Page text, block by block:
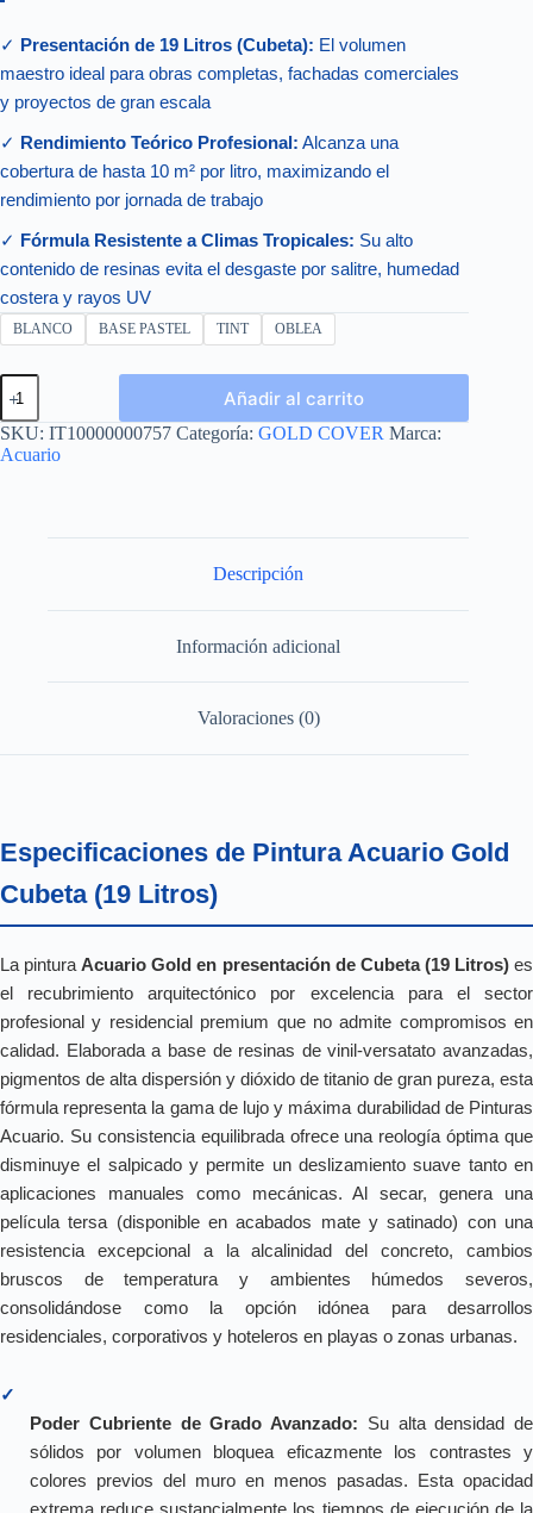
✓ Presentación de 19 Litros (Cubeta): El volumen
maestro ideal para obras completas, fachadas comerciales
y proyectos de gran escala
✓ Rendimiento Teórico Profesional: Alcanza una
cobertura de hasta 10 m² por litro, maximizando el
rendimiento por jornada de trabajo
✓ Fórmula Resistente a Climas Tropicales: Su alto
contenido de resinas evita el desgaste por salitre, humedad
costera y rayos UV
BLANCO BASE PASTEL TINT OBLEA
GOLD
COVER
CUBETA
19L
cantidad
Añadir al carrito
SKU: IT10000000757 Categoría: GOLD COVER Marca:
Acuario
Descripción
Información adicional
Valoraciones (0)
Especificaciones de Pintura Acuario Gold
Cubeta (19 Litros)
La pinturaAcuario Gold en presentación de Cubeta (19 Litros)es
el recubrimiento arquitectónico por excelencia para el sector
profesional y residencial premium que no admite compromisos en
calidad. Elaborada a base de resinas de vinil-versatato avanzadas,
pigmentos de alta dispersión y dióxido de titanio de gran pureza, esta
fórmula representa la gama de lujo y máxima durabilidad de Pinturas
Acuario. Su consistencia equilibrada ofrece una reología óptima que
disminuye el salpicado y permite un deslizamiento suave tanto en
aplicaciones manuales como mecánicas. Al secar, genera una
película tersa (disponible en acabados mate y satinado) con una
resistencia excepcional a la alcalinidad del concreto, cambios
bruscos de temperatura y ambientes húmedos severos,
consolidándose como la opción idónea para desarrollos
residenciales, corporativos y hoteleros en playas o zonas urbanas.
✓
Poder Cubriente de Grado Avanzado: Su alta densidad de
sólidos por volumen bloquea eficazmente los contrastes y
colores previos del muro en menos pasadas. Esta opacidad
extrema reduce sustancialmente los tiempos de ejecución de la